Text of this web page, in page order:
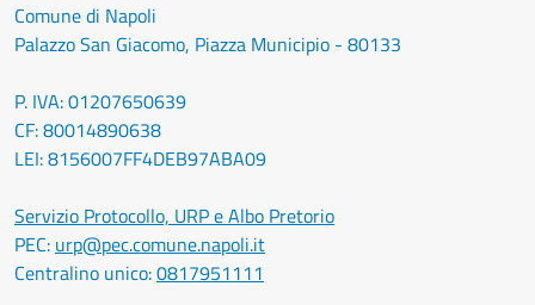
Comune di Napoli
Palazzo San Giacomo, Piazza Municipio - 80133
P. IVA: 01207650639
CF: 80014890638
LEI: 8156007FF4DEB97ABA09
Servizio Protocollo, URP e Albo Pretorio
PEC: urp@pec.comune.napoli.it
Centralino unico:0817951111